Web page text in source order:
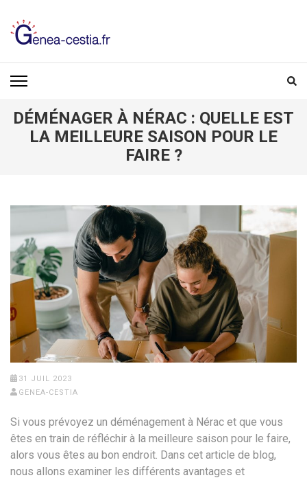
contenu
Entrée)
GENEA-CESTIA.FR
DÉMÉNAGER À NÉRAC : QUELLE EST
LA MEILLEURE SAISON POUR LE
FAIRE ?
31 JUIL 2023
GENEA-CESTIA
Si vous prévoyez un déménagement à Nérac et que vous
êtes en train de réfléchir à la meilleure saison pour le faire,
alors vous êtes au bon endroit. Dans cet article de blog,
nous allons examiner les différents avantages et